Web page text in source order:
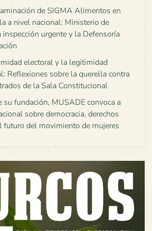
de SIGMA Alimentos en
a nivel nacional: Ministerio de
inspección urgente y la Defensoría
electoral y la legitimidad
Reflexiones sobre la querella contra
de la Sala Constitucional
su fundación, MUSADE convoca a
sobre democracia, derechos
futuro del movimiento de mujeres